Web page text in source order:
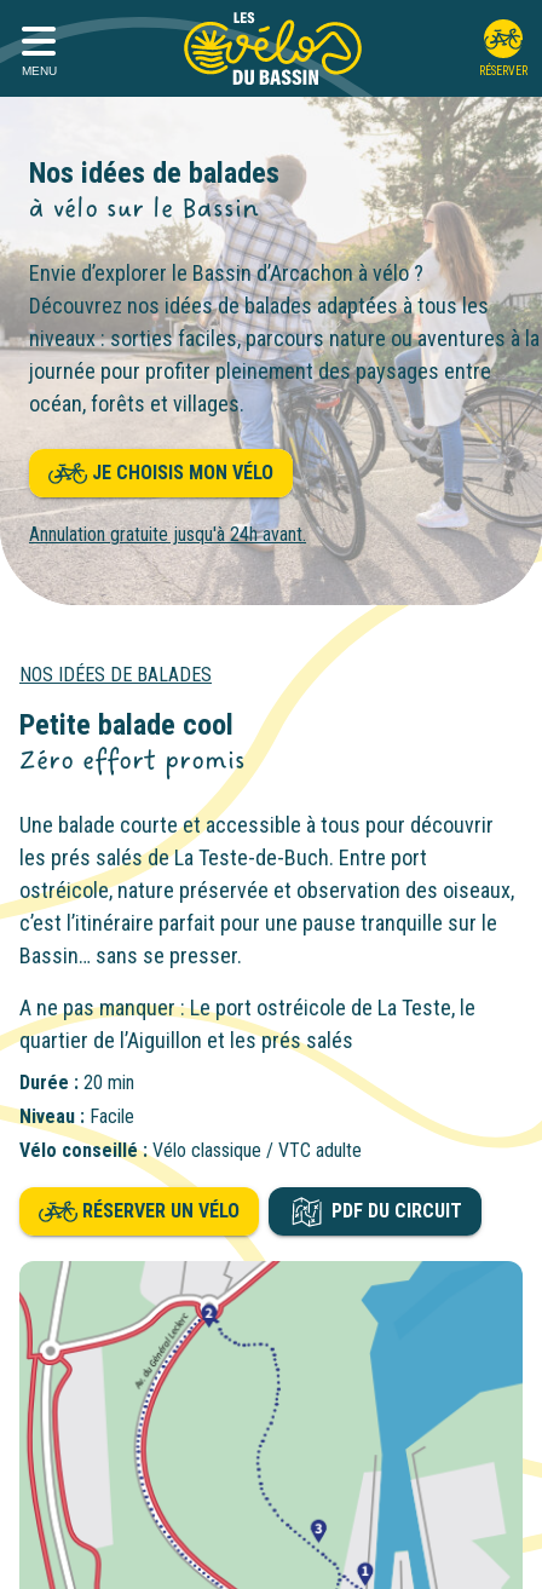
MENU RÉSERVER
Nos idées de balades
à vélo sur le Bassin
Envie d’explorer le Bassin d’Arcachon à vélo ?
Découvrez nos idées de balades adaptées à tous les
niveaux : sorties faciles, parcours nature ou aventures à la
journée pour profiter pleinement des paysages entre
océan, forêts et villages.
JE CHOISIS MON VÉLO
Annulation gratuite jusqu'à 24h avant.
NOS IDÉES DE BALADES
Petite balade cool
Zéro effort promis
Une balade courte et accessible à tous pour découvrir
les prés salés de La Teste-de-Buch. Entre port
ostréicole, nature préservée et observation des oiseaux,
c’est l’itinéraire parfait pour une pause tranquille sur le
Bassin… sans se presser.
A ne pas manquer : Le port ostréicole de La Teste, le
quartier de l’Aiguillon et les prés salés
Durée : 20 min
Niveau : Facile
Vélo conseillé :Vélo classique / VTC adulte
RÉSERVER UN VÉLO PDF DU CIRCUIT